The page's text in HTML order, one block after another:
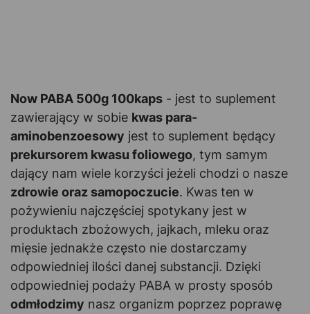
Now PABA 500g 100kaps - jest to suplement
zawierający w sobie kwas para-
aminobenzoesowy jest to suplement będący
prekursorem kwasu foliowego, tym samym
dający nam wiele korzyści jeżeli chodzi o nasze
zdrowie oraz samopoczucie. Kwas ten w
pożywieniu najczęściej spotykany jest w
produktach zbożowych, jajkach, mleku oraz
mięsie jednakże często nie dostarczamy
odpowiedniej ilości danej substancji. Dzięki
odpowiedniej podaży PABA w prosty sposób
odmłodzimy nasz organizm poprzez poprawę